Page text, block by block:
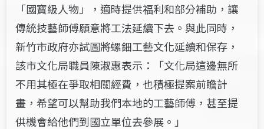
「國寶級人物」，適時提供福利和部分補助，讓
傳統技藝師傅願意將工法延續下去。與此同時，
新竹市政府亦試圖將螺鈿工藝文化延續和保存，
該市文化局職員陳淑惠表示：「文化局這邊無所
不用其極在爭取相關經費，也積極提案前瞻計
畫，希望可以幫助我們本地的工藝師傅 ，甚至提
供機會給他們到國立單位去參展。」